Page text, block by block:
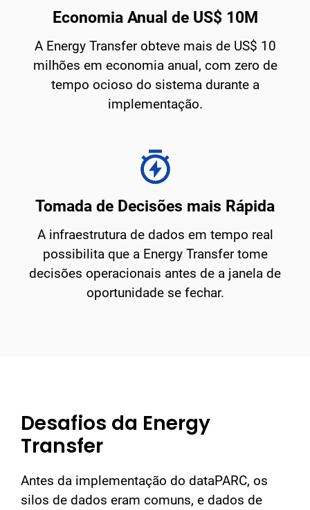
Economia Anual de US$ 10M
A Energy Transfer obteve mais de US$ 10
milhões em economia anual, com zero de
tempo ocioso do sistema durante a
implementação.
Tomada de Decisões mais Rápida
A infraestrutura de dados em tempo real
possibilita que a Energy Transfer tome
decisões operacionais antes de a janela de
oportunidade se fechar.
Desafios da Energy
Transfer
Antes da implementação do dataPARC, os
silos de dados eram comuns, e dados de